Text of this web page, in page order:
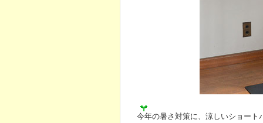
今年の暑さ対策に、涼しいショート